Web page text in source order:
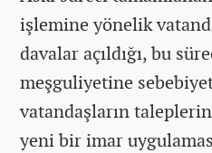
işlemine yönelik
davalar açıldığı, bu
meşguliyetine
vatandaşların
yeni bir imar